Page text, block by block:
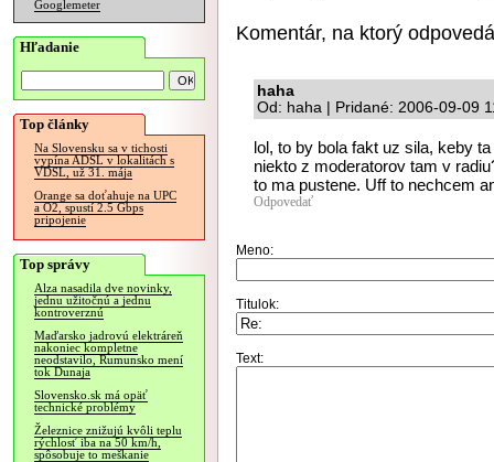
Googlemeter
Hľadanie
Top články
Na Slovensku sa v tichosti
vypína ADSL v lokalitách s
VDSL, už 31. mája
Orange sa doťahuje na UPC
a O2, spustí 2.5 Gbps
pripojenie
Top správy
Alza nasadila dve novinky,
jednu užitočnú a jednu
kontroverznú
Maďarsko jadrovú elektráreň
nakoniec kompletne
neodstavilo, Rumunsko mení
tok Dunaja
Slovensko.sk má opäť
technické problémy
Železnice znižujú kvôli teplu
rýchlosť iba na 50 km/h,
spôsobuje to meškanie
Komentár, na ktorý
haha
Od: haha | Pridané: 2006-09-09
lol, to by bola fakt uz sila, keby
niekto z moderatorov tam v
to ma pustene. Uff to nechcem
Odpovedať
Meno:
Titulok:
Text: